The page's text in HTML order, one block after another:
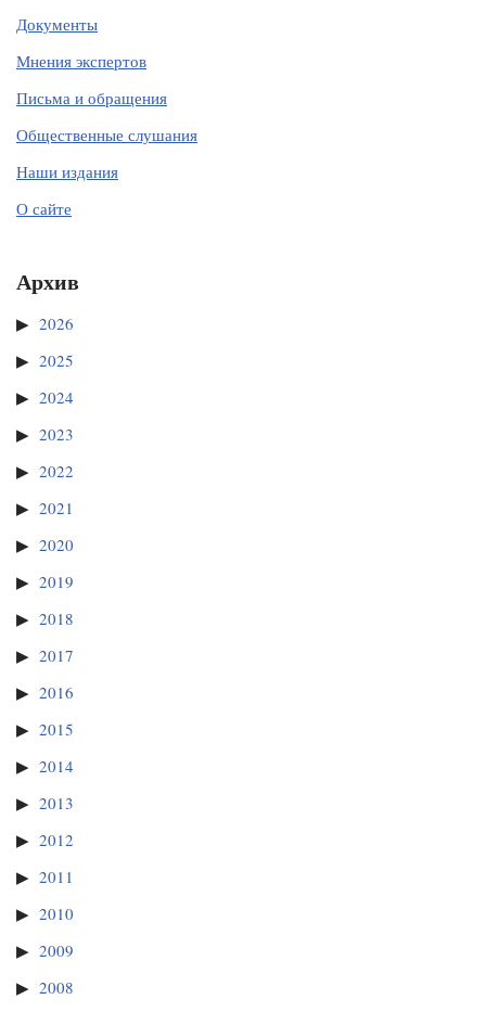
Документы
Мнения экспертов
Письма и обращения
Общественные слушания
Наши издания
О сайте
Архив
2026
2025
2024
2023
2022
2021
2020
2019
2018
2017
2016
2015
2014
2013
2012
2011
2010
2009
2008